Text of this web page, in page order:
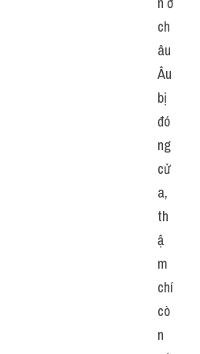
ch
âu
Âu
bị
đó
ng
cử
a,
th
ậ
m
chí
cò
n